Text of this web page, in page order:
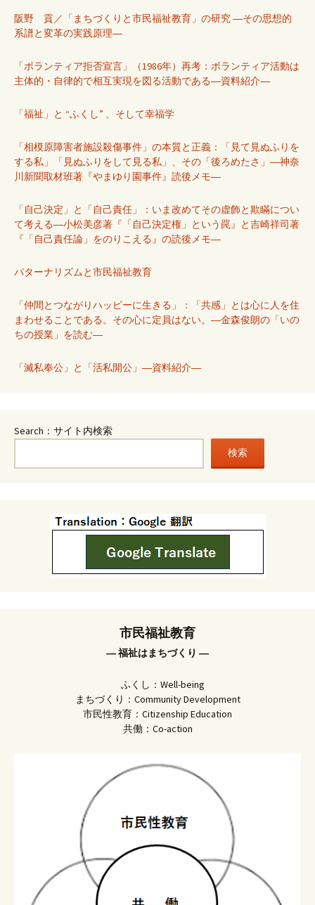
阪野 貢／「まちづくりと市民福祉教育」の研究 ―その思想的
系譜と変革の実践原理―
「ボランティア拒否宣言」（1986年）再考：ボランティア活動は
主体的・自律的で相互実現を図る活動である―資料紹介―
「福祉」と “ふくし” 、そして幸福学
「相模原障害者施設殺傷事件」の本質と正義：「見て見ぬふりを
する私」「見ぬふりをして見る私」、その「後ろめたさ」―神奈
川新聞取材班著『やまゆり園事件』読後メモ―
「自己決定」と「自己責任」：いま改めてその虚飾と欺瞞につい
て考える―小松美彦著『「自己決定権」という罠』と吉崎祥司著
『「自己責任論」をのりこえる』の読後メモ―
パターナリズムと市民福祉教育
「仲間とつながりハッピーに生きる」：「共感」とは心に人を住
まわせることである。その心に定員はない。―金森俊朗の「いの
ちの授業」を読む―
「滅私奉公」と「活私開公」―資料紹介―
Search：サイト内検索
検索
市民福祉教育
― 福祉はまちづくり ―
ふくし：Well-being
まちづくり：Community Development
市民性教育：Citizenship Education
共働：Co-action